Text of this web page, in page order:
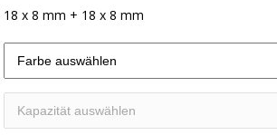
18 x 8 mm + 18 x 8 mm